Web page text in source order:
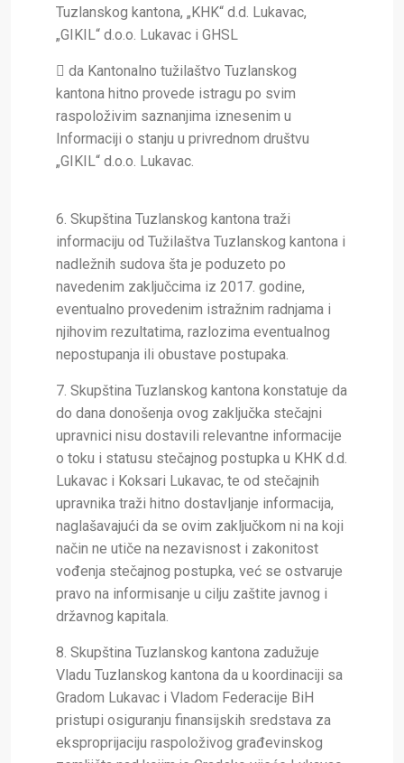
Tuzlanskog kantona, „KHK“ d.d. Lukavac,
„GIKIL“ d.o.o. Lukavac i GHSL
 da Kantonalno tužilaštvo Tuzlanskog
kantona hitno provede istragu po svim
raspoloživim saznanjima iznesenim u
Informaciji o stanju u privrednom društvu
„GIKIL“ d.o.o. Lukavac.
6. Skupština Tuzlanskog kantona traži
informaciju od Tužilaštva Tuzlanskog kantona i
nadležnih sudova šta je poduzeto po
navedenim zaključcima iz 2017. godine,
eventualno provedenim istražnim radnjama i
njihovim rezultatima, razlozima eventualnog
nepostupanja ili obustave postupaka.
7. Skupština Tuzlanskog kantona konstatuje da
do dana donošenja ovog zaključka stečajni
upravnici nisu dostavili relevantne informacije
o toku i statusu stečajnog postupka u KHK d.d.
Lukavac i Koksari Lukavac, te od stečajnih
upravnika traži hitno dostavljanje informacija,
naglašavajući da se ovim zaključkom ni na koji
način ne utiče na nezavisnost i zakonitost
vođenja stečajnog postupka, već se ostvaruje
pravo na informisanje u cilju zaštite javnog i
državnog kapitala.
8. Skupština Tuzlanskog kantona zadužuje
Vladu Tuzlanskog kantona da u koordinaciji sa
Gradom Lukavac i Vladom Federacije BiH
pristupi osiguranju finansijskih sredstava za
eksproprijaciju raspoloživog građevinskog